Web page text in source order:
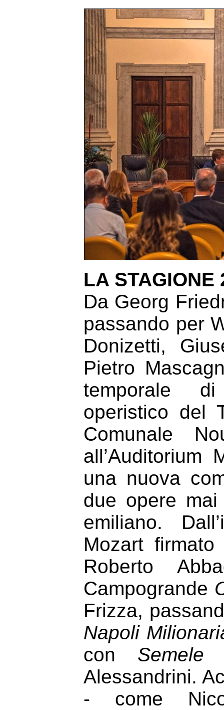
LA STAGIONE
Da Georg
passando per
Donizetti,
Pietro
temporale
operistico del
Comunale
all’Auditorium
una nuova
due opere
emiliano.
Mozart
Roberto
Campogrande
Frizza,
Napoli
con
Alessandrini.
- come